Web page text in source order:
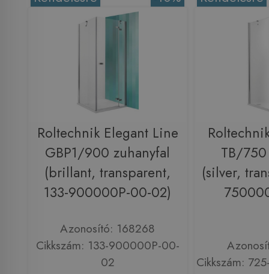
Roltechnik Elegant Line
GBP1/900 zuhanyfal
(brillant, transparent,
133-900000P-00-02)
Azonosító: 168268
Cikkszám: 133-900000P-00-
02
TB/
(silver,
Cikkszám: